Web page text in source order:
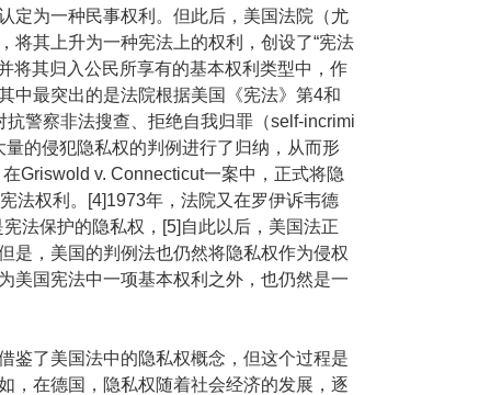
定为一种民事权利。但此后，美国法院（尤
将其上升为一种宪法上的权利，创设了“宪法
将其归入公民所享有的基本权利类型中，作
中最突出的是法院根据美国《宪法》第4和
警察非法搜查、拒绝自我归罪（self-incrimi
的侵犯隐私权的判例进行了归纳，从而形
Griswold v. Connecticut一案中，正式将隐
法权利。[4]1973年，法院又在罗伊诉韦德
法保护的隐私权，[5]自此以后，美国法正
是，美国的判例法也仍然将隐私权作为侵权
美国宪法中一项基本权利之外，也仍然是一
了美国法中的隐私权概念，但这个过程是
，在德国，隐私权随着社会经济的发展，逐